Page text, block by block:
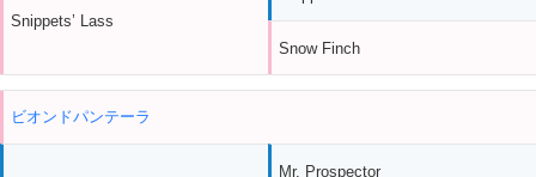
Snippets’ Lass
Snow Finch
ビオンドパンテーラ
Mr. Prospector